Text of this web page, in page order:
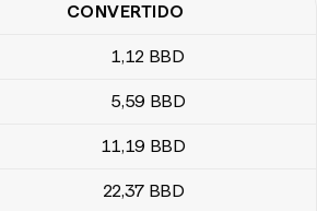
florines antillanos a dólares barbadenses
CONVERTIDO
1,12 BBD
5,59 BBD
11,19 BBD
22,37 BBD